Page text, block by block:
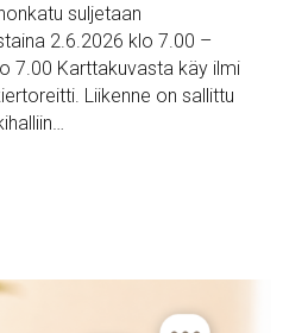
suljetaan
2.6.2026 klo 7.00 –
7.00 Karttakuvasta käy ilmi
Liikenne on sallittu